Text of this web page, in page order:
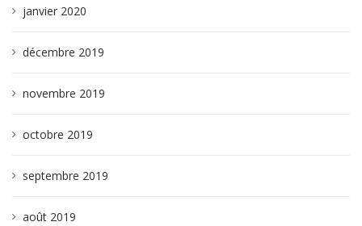
janvier 2020
décembre 2019
novembre 2019
octobre 2019
septembre 2019
août 2019